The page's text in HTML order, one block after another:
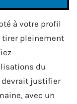
à votre profil
tirer pleinement
du
devrait justifier
avec un